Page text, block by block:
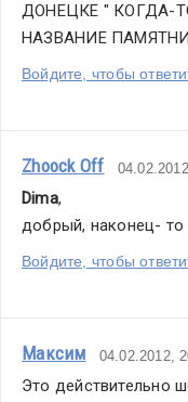
ДОНЕЦКЕ " КОГДА-
НАЗВАНИЕ
Войдите, чтобы
Zhoock Off
Dima,
добрый, наконец- то
Войдите, чтобы
Максим 04.02.2012,
Это действительно